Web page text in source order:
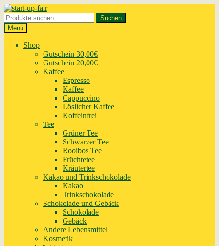
Zur
Navigation
springen
Zum
Inhalt
springen
Suchen
nach:
Suchen
Menü
Shop
Gutschein 30,00€
Gutschein 20,00€
Kaffee
Espresso
Kaffee
Cappuccino
Löslicher Kaffee
Koffeinfrei
Tee
Grüner Tee
Schwarzer Tee
Rooibos Tee
Früchtetee
Kräutertee
Kakao und Trinkschokolade
Kakao
Trinkschokolade
Schokolade und Gebäck
Schokolade
Gebäck
Andere Lebensmittel
Kosmetik